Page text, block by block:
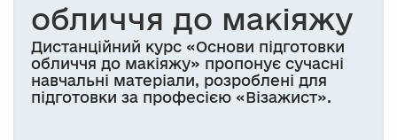
обличчя до макіяжу
Дистанційний курс «Основи підготовки
обличчя до макіяжу» пропонує сучасні
навчальні матеріали, розроблені для
підготовки за професією «Візажист».